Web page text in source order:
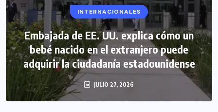
INTERNACIONALES
Embajada de EE. UU. explica cómo un
bebé nacido en el extranjero puede
adquirir la ciudadanía estadounidense
JULIO 27, 2026